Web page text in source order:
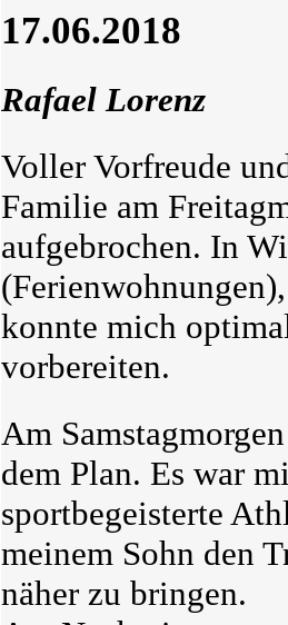
17.06.2018
Rafael Lorenz
Voller Vorfreude
Familie am
aufgebrochen. In
konnte mich
vorbereiten.
Am
dem Plan. Es war
sportbegeisterte
meinem Sohn den
näher zu bringen.